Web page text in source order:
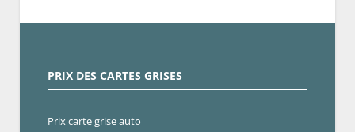
PRIX DES CARTES GRISES
Prix carte grise auto